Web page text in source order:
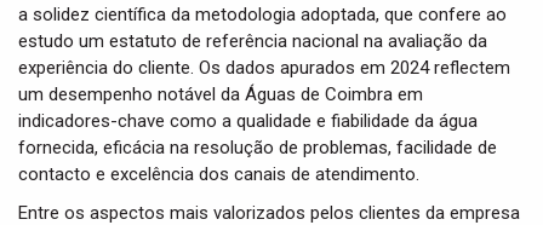
a solidez científica da metodologia adoptada, que confere ao
estudo um estatuto de referência nacional na avaliação da
experiência do cliente. Os dados apurados em 2024 reflectem
um desempenho notável da Águas de Coimbra em
indicadores-chave como a qualidade e fiabilidade da água
fornecida, eficácia na resolução de problemas, facilidade de
contacto e excelência dos canais de atendimento.
Entre os aspectos mais valorizados pelos clientes da empresa